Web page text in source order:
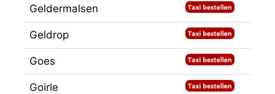
Geldermalsen
Geldrop
Goes
Goirle